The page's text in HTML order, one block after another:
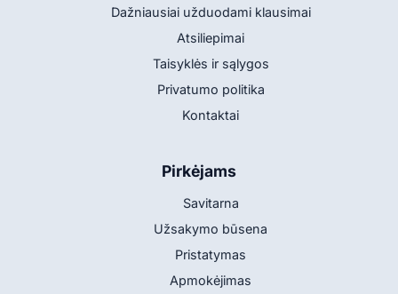
Dažniausiai užduodami klausimai
Atsiliepimai
Taisyklės ir sąlygos
Privatumo politika
Kontaktai
Pirkėjams
Savitarna
Užsakymo būsena
Pristatymas
Apmokėjimas